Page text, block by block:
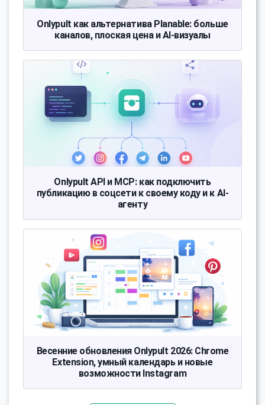
Onlypult как альтернатива Planable: больше
каналов, плоская цена и AI-визуалы
Onlypult API и MCP: как подключить
публикацию в соцсети к своему коду и к AI-
агенту
Весенние обновления Onlypult 2026: Chrome
Extension, умный календарь и новые
возможности Instagram